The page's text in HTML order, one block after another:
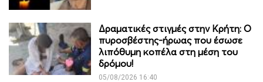
Δραματικές στιγμές στην Κρήτη: Ο
πυροσβέστης-ήρωας που έσωσε
λιπόθυμη κοπέλα στη μέση του
δρόμου!
05/08/2026 16:40